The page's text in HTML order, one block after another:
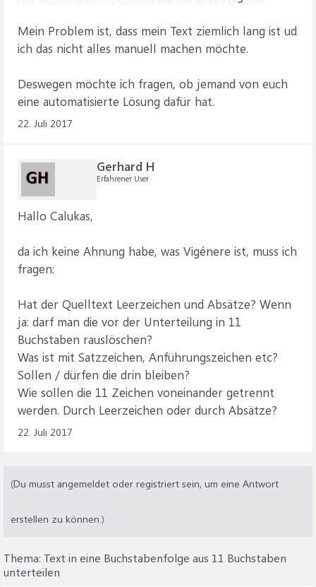
Mein Problem ist, dass mein Text ziemlich lang ist ud
ich das nicht alles manuell machen möchte.
Deswegen möchte ich fragen, ob jemand von euch
eine automatisierte Lösung dafür hat.
22. Juli 2017
Gerhard H
Erfahrener User
Hallo Calukas,
da ich keine Ahnung habe, was Vigénere ist, muss ich
fragen:
Hat der Quelltext Leerzeichen und Absätze? Wenn
ja: darf man die vor der Unterteilung in 11
Buchstaben rauslöschen?
Was ist mit Satzzeichen, Anführungszeichen etc?
Sollen / dürfen die drin bleiben?
Wie sollen die 11 Zeichen voneinander getrennt
werden. Durch Leerzeichen oder durch Absätze?
22. Juli 2017
(Du musst angemeldet oder registriert sein, um eine Antwort
erstellen zu können.)
Thema: Text in eine Buchstabenfolge aus 11 Buchstaben
unterteilen